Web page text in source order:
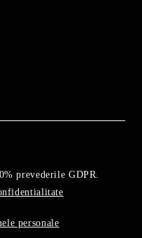
prevederile GDPR.
personale